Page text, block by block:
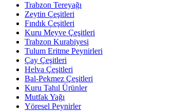
Trabzon Tereyağı
Zeytin Çeşitleri
Fındık Çeşitleri
Kuru Meyve Çeşitleri
Trabzon Kurabiyesi
Tulum Eritme Peynirleri
Çay Çeşitleri
Helva Çeşitleri
Bal-Pekmez Çeşitleri
Kuru Tahıl Ürünler
Mutfak Yağı
Yöresel Peynirler